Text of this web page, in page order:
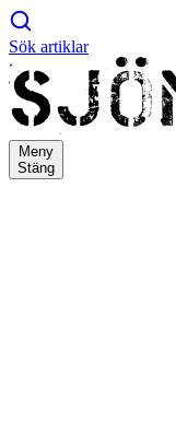
Sök artiklar
Meny
Stäng